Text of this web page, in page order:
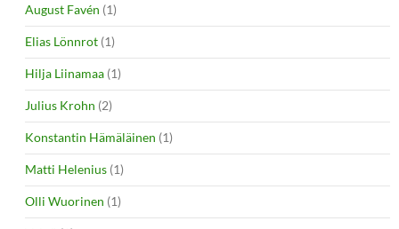
August Favén (1)
Elias Lönnrot (1)
Hilja Liinamaa (1)
Julius Krohn (2)
Konstantin Hämäläinen (1)
Matti Helenius (1)
Olli Wuorinen (1)